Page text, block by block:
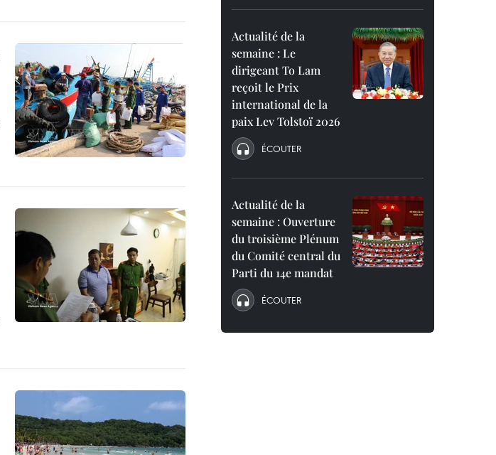
Actualité de la
semaine : Le
dirigeant To Lam
reçoit le Prix
international de la
paix Lev Tolstoï 2026
ÉCOUTER
Actualité de la
semaine : Ouverture
du troisième Plénum
du Comité central du
Parti du 14e mandat
ÉCOUTER